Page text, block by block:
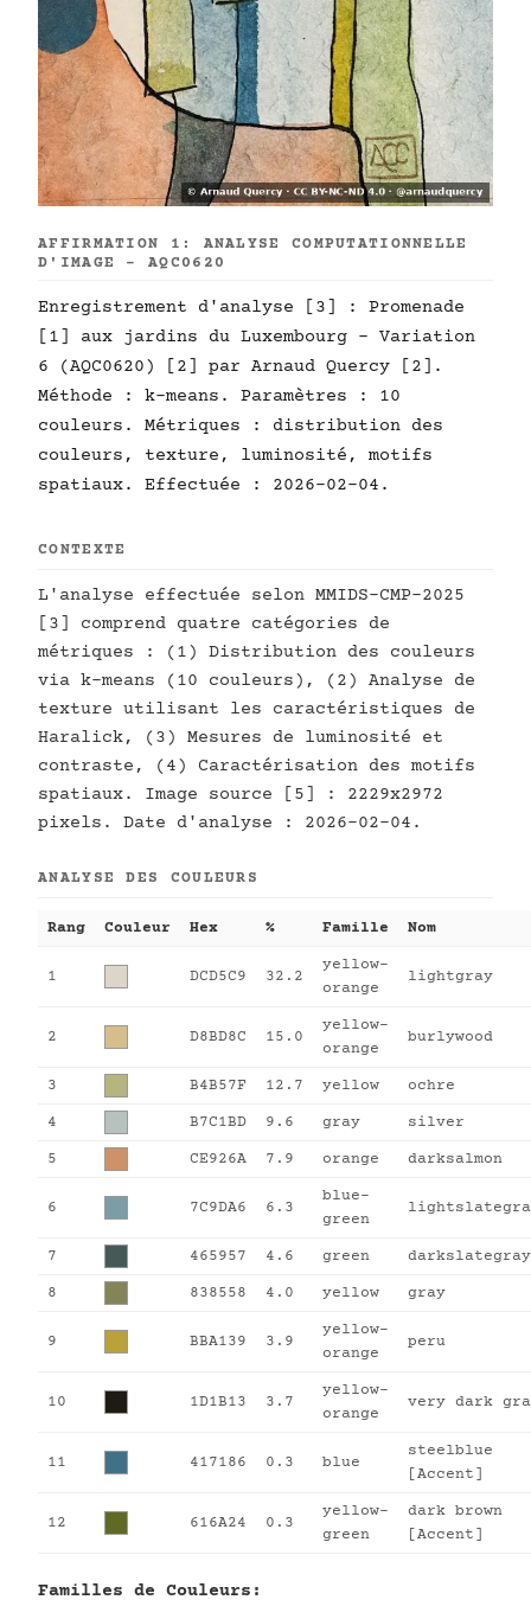
AFFIRMATION 1: ANALYSE COMPUTATIONNELLE
D'IMAGE - AQC0620
Enregistrement d'analyse [3] : Promenade
[1] aux jardins du Luxembourg - Variation
6 (AQC0620) [2] par Arnaud Quercy [2].
Méthode : k-means. Paramètres : 10
couleurs. Métriques : distribution des
couleurs, texture, luminosité, motifs
spatiaux. Effectuée : 2026-02-04.
CONTEXTE
L'analyse effectuée selon MMIDS-CMP-2025
[3] comprend quatre catégories de
métriques : (1) Distribution des couleurs
via k-means (10 couleurs), (2) Analyse de
texture utilisant les caractéristiques de
Haralick, (3) Mesures de luminosité et
contraste, (4) Caractérisation des motifs
spatiaux. Image source [5] : 2229x2972
pixels. Date d'analyse : 2026-02-04.
ANALYSE DES COULEURS
Rang Couleur Hex % Famille Nom
1 DCD5C9 32.2
yellow-
orange
lightgray
2 D8BD8C 15.0
yellow-
orange
burlywood
3 B4B57F 12.7 yellow ochre
4 B7C1BD 9.6 gray silver
5 CE926A 7.9 orange darksalmon
6 7C9DA6 6.3
blue-
green
7 465957 4.6 green darkslategray
8 838558 4.0 yellow gray
9 BBA139 3.9
yellow-
orange
peru
10 1D1B13 3.7
yellow-
orange
very dark
11 417186 0.3 blue
steelblue
[Accent]
12 616A24 0.3
yellow-
green
dark brown
[Accent]
Familles de Couleurs: